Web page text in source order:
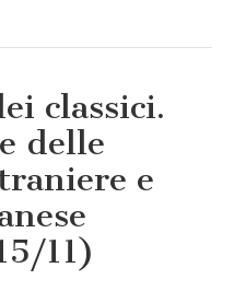
classici.
delle
e
11)